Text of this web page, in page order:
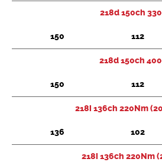
218d 150ch
150 112
218d 150ch
150 112
218i 136ch 220Nm
136 102
218i 136ch 220Nm